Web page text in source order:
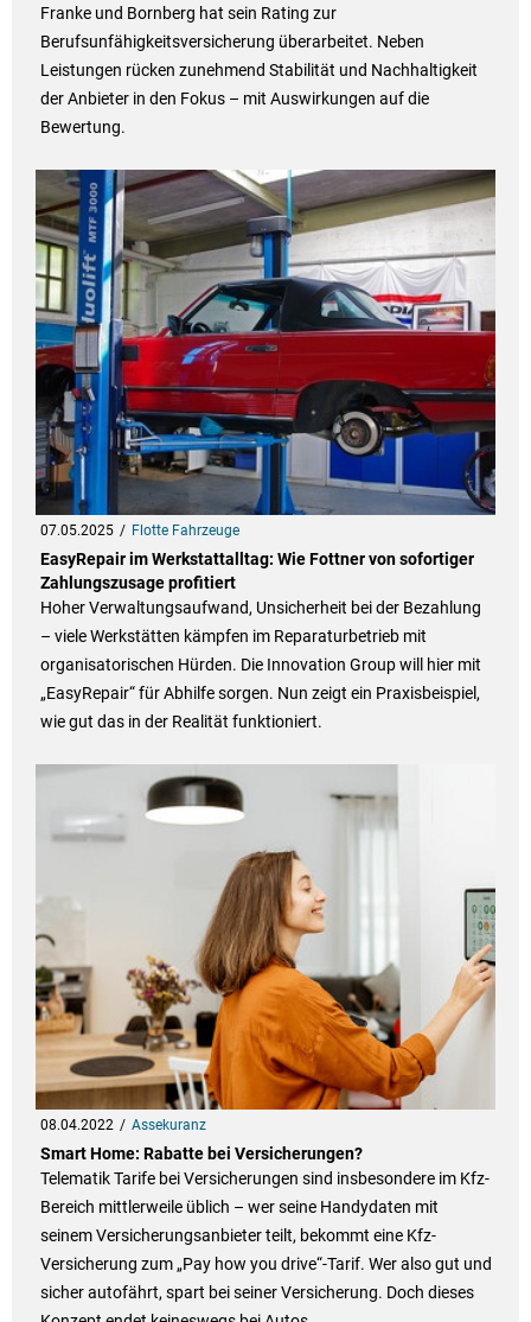
Franke und Bornberg hat sein Rating zur
Berufsunfähigkeitsversicherung überarbeitet. Neben
Leistungen rücken zunehmend Stabilität und Nachhaltigkeit
der Anbieter in den Fokus – mit Auswirkungen auf die
Bewertung.
07.05.2025 Flotte Fahrzeuge
EasyRepair im Werkstattalltag: Wie Fottner von sofortiger
Zahlungszusage profitiert
Hoher Verwaltungsaufwand, Unsicherheit bei der Bezahlung
– viele Werkstätten kämpfen im Reparaturbetrieb mit
organisatorischen Hürden. Die Innovation Group will hier mit
„EasyRepair“ für Abhilfe sorgen. Nun zeigt ein Praxisbeispiel,
wie gut das in der Realität funktioniert.
08.04.2022 Assekuranz
Smart Home: Rabatte bei Versicherungen?
Telematik Tarife bei Versicherungen sind insbesondere im Kfz-
Bereich mittlerweile üblich – wer seine Handydaten mit
seinem Versicherungsanbieter teilt, bekommt eine Kfz-
Versicherung zum „Pay how you drive“-Tarif. Wer also gut und
sicher autofährt, spart bei seiner Versicherung. Doch dieses